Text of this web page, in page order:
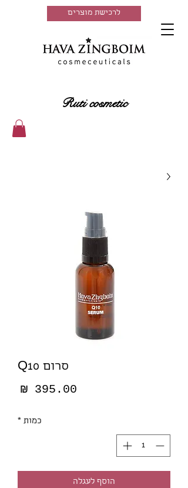
לרכישת מוצרים
Ruti cosmetic
סרום Q10
כמות *
הוסף לעגלה